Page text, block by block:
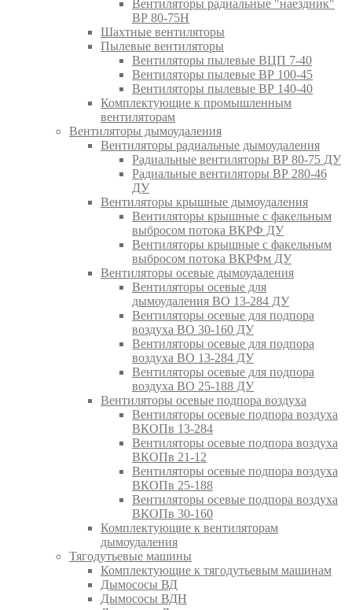
Вентиляторы радиальные "наездник"
ВР 80-75Н
Шахтные вентиляторы
Пылевые вентиляторы
Вентиляторы пылевые ВЦП 7-40
Вентиляторы пылевые ВР 100-45
Вентиляторы пылевые ВР 140-40
Комплектующие к промышленным
вентиляторам
Вентиляторы дымоудаления
Вентиляторы радиальные дымоудаления
Радиальные вентиляторы ВР 80-75 ДУ
Радиальные вентиляторы ВР 280-46
ДУ
Вентиляторы крышные дымоудаления
Вентиляторы крышные с факельным
выбросом потока ВКРФ ДУ
Вентиляторы крышные с факельным
выбросом потока ВКРФм ДУ
Вентиляторы осевые дымоудаления
Вентиляторы осевые для
дымоудаления ВО 13-284 ДУ
Вентиляторы осевые для подпора
воздуха ВО 30-160 ДУ
Вентиляторы осевые для подпора
воздуха ВО 13-284 ДУ
Вентиляторы осевые для подпора
воздуха ВО 25-188 ДУ
Вентиляторы осевые подпора воздуха
Вентиляторы осевые подпора воздуха
ВКОПв 13-284
Вентиляторы осевые подпора воздуха
ВКОПв 21-12
Вентиляторы осевые подпора воздуха
ВКОПв 25-188
Вентиляторы осевые подпора воздуха
ВКОПв 30-160
Комплектующие к вентиляторам
дымоудаления
Тягодутьевые машины
Комплектующие к тягодутьевым машинам
Дымососы ВД
Дымососы ВДН